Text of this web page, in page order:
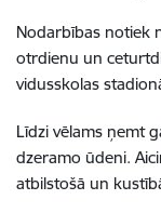
Nodarbības notiek
otrdienu un
vidusskolas
Līdzi vēlams ņemt
dzeramo ūdeni.
atbilstošā un